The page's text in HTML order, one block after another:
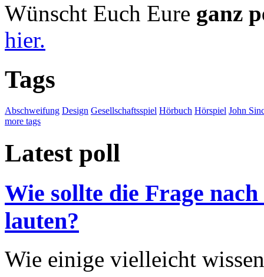
Wünscht Euch Eure ganz
hier.
Tags
Abschweifung Design Gesellschaftsspiel Hörbuch Hörspiel John
more tags
Latest poll
Wie sollte die Frage
lauten?
Wie einige vielleicht